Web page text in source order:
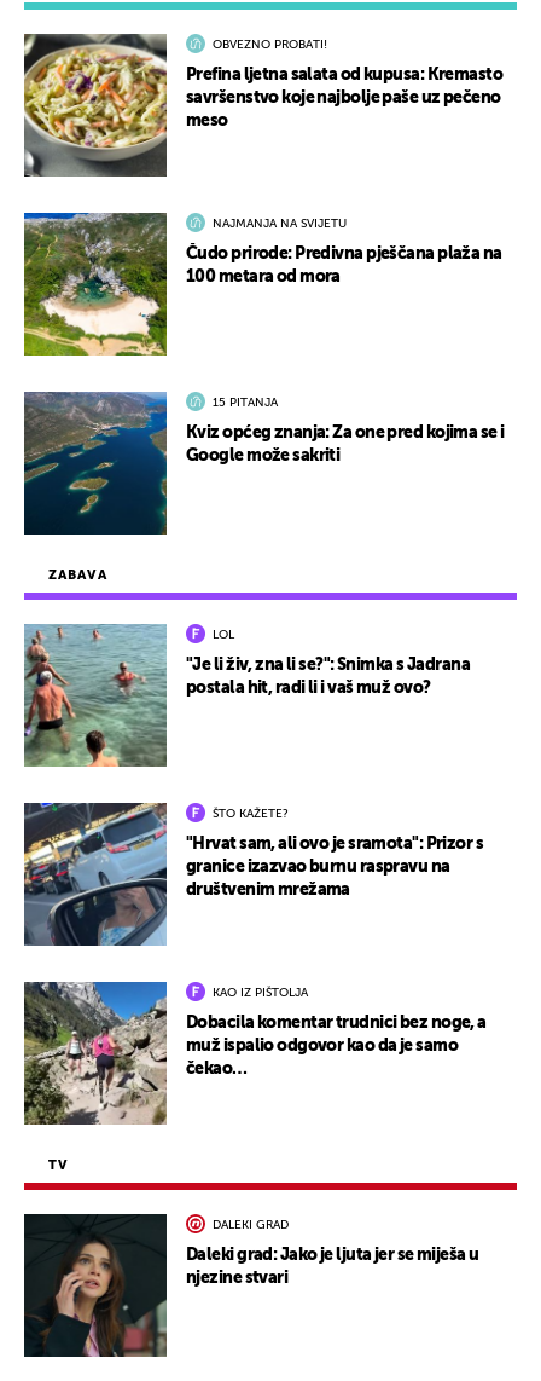
ZABAVA
LOL
"Je li živ, zna li se?": Snimka s Jadrana
postala hit, radi li i vaš muž ovo?
ŠTO KAŽETE?
"Hrvat sam, ali ovo je sramota": Prizor s
granice izazvao burnu raspravu na
društvenim mrežama
KAO IZ PIŠTOLJA
Dobacila komentar trudnici bez noge, a
muž ispalio odgovor kao da je samo
čekao…
TV
DALEKI GRAD
Daleki grad: Jako je ljuta jer se miješa u
njezine stvari
OBVEZNO PROBATI!
Prefina ljetna salata od kupusa: Kremasto
savršenstvo koje najbolje paše uz pečeno
meso
NAJMANJA NA SVIJETU
Čudo prirode: Predivna pješčana plaža na
100 metara od mora
15 PITANJA
Kviz općeg znanja: Za one pred kojima se i
Google može sakriti